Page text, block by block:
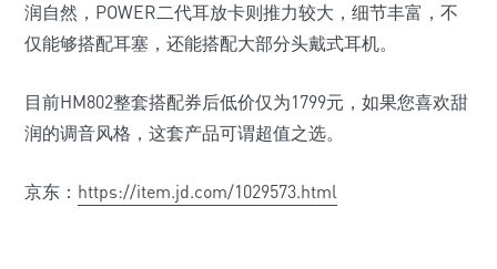
润自然，POWER二代耳放卡则推力较大，细节丰富，不
仅能够搭配耳塞，还能搭配大部分头戴式耳机。
目前HM802整套搭配券后低价仅为1799元，如果您喜欢甜
润的调音风格，这套产品可谓超值之选。
京东： https://item.jd.com/1029573.html